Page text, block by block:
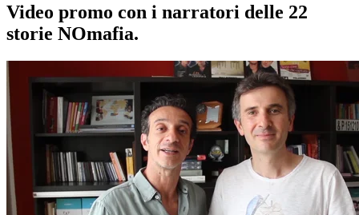
Video promo con i narratori delle 22
storie NOmafia.